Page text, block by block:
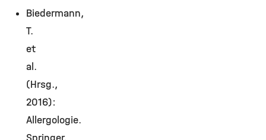
Biedermann,
T.
et
al.
(Hrsg.,
2016):
Allergologie.